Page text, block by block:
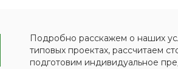
Подробно расскажем о наших
типовых проектах, рассчитаем
подготовим индивидуальное